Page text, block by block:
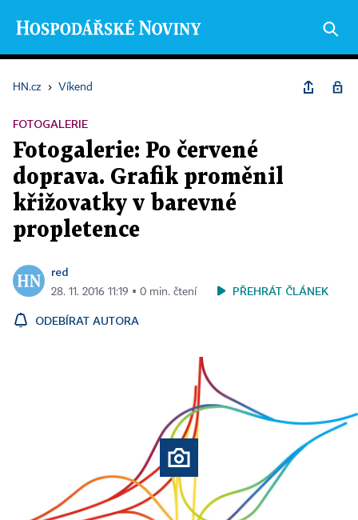
HN.cz › Víkend
FOTOGALERIE
Fotogalerie: Po červené
doprava. Grafik proměnil
křižovatky v barevné
propletence
red
28. 11. 2016 11:19 ▪ 0 min. čtení PŘEHRÁT ČLÁNEK
ODEBÍRAT AUTORA